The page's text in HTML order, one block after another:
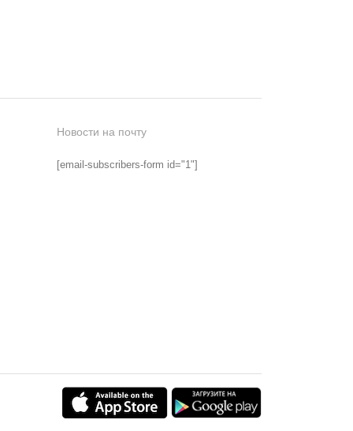
Новости на почту
[email-subscribers-form id="1"]